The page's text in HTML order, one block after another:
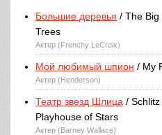
Большие деревья / The Big
Trees
Актер (Frenchy LeCroix)
Мой любимый шпион / My
Актер (Henderson)
Театр звезд Шлица / Schlitz
Playhouse of Stars
Актер (Barney Wallace)